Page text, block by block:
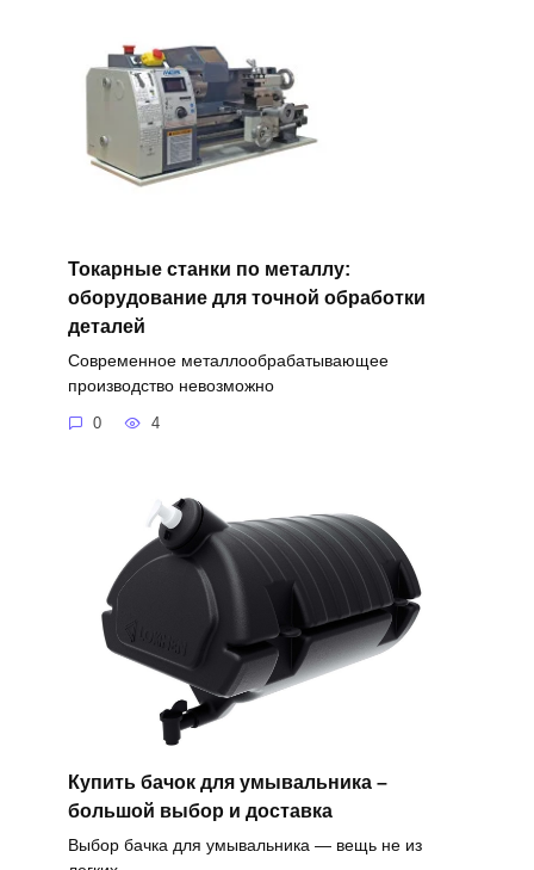
Токарные станки по металлу:
оборудование для точной обработки
деталей
Современное металлообрабатывающее
производство невозможно
0 4
Купить бачок для умывальника –
большой выбор и доставка
Выбор бачка для умывальника — вещь не из